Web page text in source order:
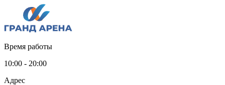
Время работы
10:00 - 20:00
Адрес